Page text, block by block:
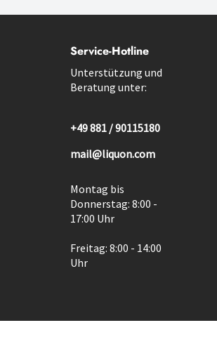
Service-Hotline
Unterstützung und
Beratung unter:
+49 881 / 90115180
mail@liquon.com
Montag bis
Donnerstag: 8:00 -
17:00 Uhr
Freitag: 8:00 - 14:00
Uhr